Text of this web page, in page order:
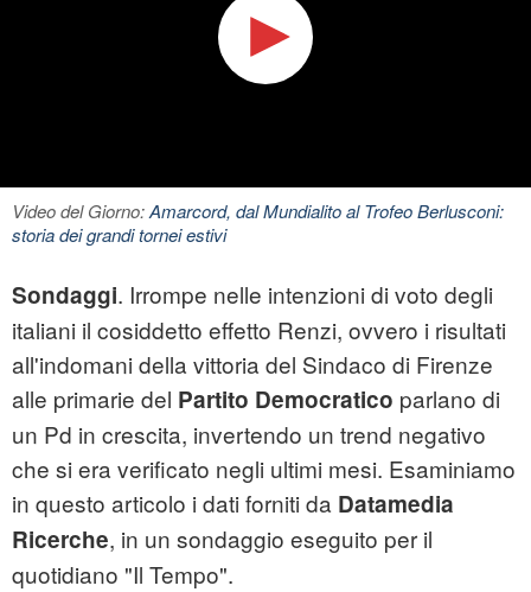
Video del Giorno:Amarcord, dal Mundialito al Trofeo Berlusconi:
storia dei grandi tornei estivi
Sondaggi. Irrompe nelle intenzioni di voto degli
italiani il cosiddetto effetto Renzi, ovvero i risultati
all'indomani della vittoria del Sindaco di Firenze
alle primarie del Partito Democratico parlano di
un Pd in crescita, invertendo un trend negativo
che si era verificato negli ultimi mesi. Esaminiamo
in questo articolo i dati forniti da Datamedia
Ricerche, in un sondaggio eseguito per il
quotidiano "Il Tempo".